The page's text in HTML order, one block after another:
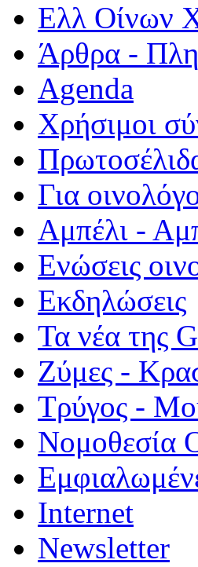
Ελλ Οίνων
Άρθρα -
Agenda
Χρήσιμοι
Για
Αμπέλι -
Ενώσεις
Εκδηλώσεις
Τα νέα της
Ζύμες -
Τρύγος -
Νομοθεσία
Internet
Newsletter